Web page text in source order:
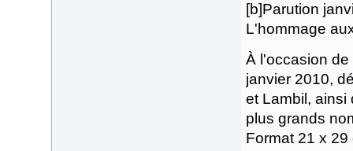
[b]Parution
L'hommage
À l'occasion
janvier 2010,
et Lambil, ainsi
plus grands
Format 21 x 29